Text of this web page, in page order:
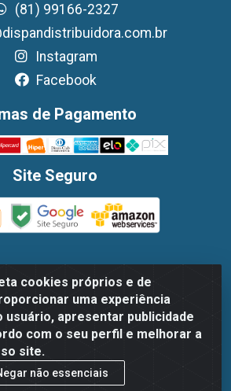
cookies próprios e de
uma experiência
usuário, apresentar publicidade
com o seu perfil e melhorar a
site.
não essenciais
(81) 99166-2327
Instagram
Facebook
de Pagamento
Site Seguro
de Alimentos LTDA - Avenida
De Moraes, 1048- Imbiribeira,
000 - CNPJ 30.779.584/0003-78